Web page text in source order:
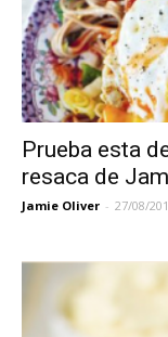
Prueba esta
resaca de
Jamie Oliver - 27/08/